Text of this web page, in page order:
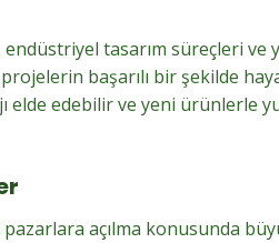
tasarım süreçleri ve
başarılı bir şekilde
edebilir ve yeni ürünlerle
pazarlara açılma konusunda